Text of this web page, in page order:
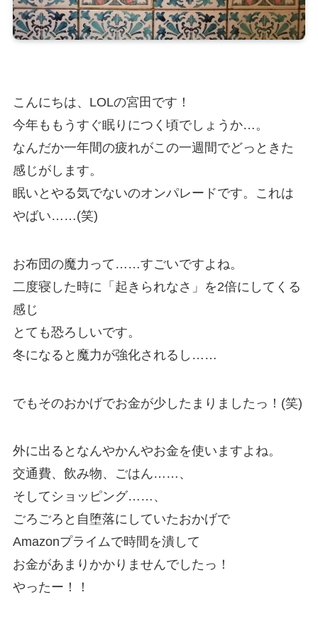
こんにちは、LOLの宮田です！
今年ももうすぐ眠りにつく頃でしょうか…。
なんだか一年間の疲れがこの一週間でどっときた
感じがします。
眠いとやる気でないのオンパレードです。これは
やばい……(笑)
お布団の魔力って……すごいですよね。
二度寝した時に「起きられなさ」を2倍にしてくる
感じ
とても恐ろしいです。
冬になると魔力が強化されるし……
でもそのおかげでお金が少したまりましたっ！(笑)
外に出るとなんやかんやお金を使いますよね。
交通費、飲み物、ごはん……、
そしてショッピング……、
ごろごろと自堕落にしていたおかげで
Amazonプライムで時間を潰して
お金があまりかかりませんでしたっ！
やったー！！